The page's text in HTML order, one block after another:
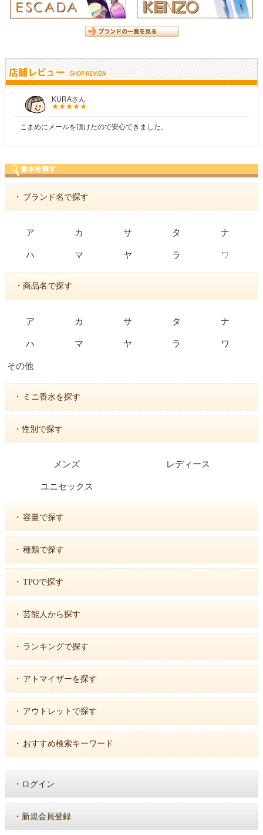
KURAさん
こまめにメールを頂けたので安心できました。
・ ブランド名で探す
ア カ サ タ ナ
ハ マ ヤ ラ ワ
・商品名で探す
ア カ サ タ ナ
ハ マ ヤ ラ ワ
その他
・ ミニ香水を探す
・性別で探す
メンズ レディース
ユニセックス
・ 容量で探す
・ 種類で探す
・ TPOで探す
・ 芸能人から探す
・ ランキングで探す
・ アトマイザーを探す
・ アウトレットで探す
・ おすすめ検索キーワード
・ ログイン
・ 新規会員登録